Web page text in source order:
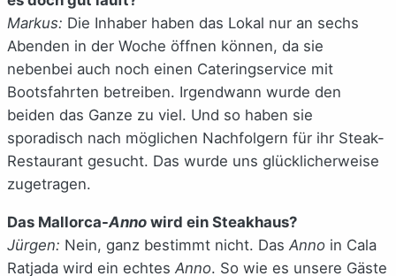
Markus: Die Inhaber haben das Lokal nur an sechs
Abenden in der Woche öffnen können, da sie
nebenbei auch noch einen Cateringservice mit
Bootsfahrten betreiben. Irgendwann wurde den
beiden das Ganze zu viel. Und so haben sie
sporadisch nach möglichen Nachfolgern für ihr Steak-
Restaurant gesucht. Das wurde uns glücklicherweise
zugetragen.
Das Mallorca-Anno wird ein Steakhaus?
Jürgen: Nein, ganz bestimmt nicht. Das Anno in Cala
Ratjada wird ein echtes Anno. So wie es unsere Gäste